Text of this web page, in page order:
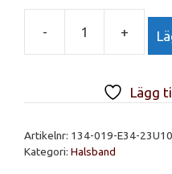
-
i
stål
+
Lägg
Artikelnr: 134-019-E34-23U10
Kategori: Halsband